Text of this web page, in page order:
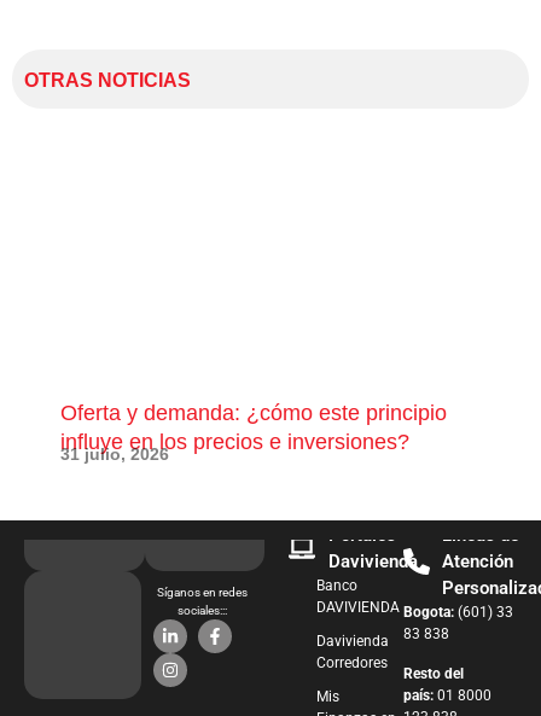
OTRAS NOTICIAS
Oferta y demanda: ¿cómo este principio
influye en los precios e inversiones?
31 julio, 2026
Síganos en redes
sociales:::
Portales
Davivienda
Banco
DAVIVIENDA
Davivienda
Corredores
Mis
Líneas de
Atención
Bogota: (601) 33
83 838
Resto del
país: 01 8000